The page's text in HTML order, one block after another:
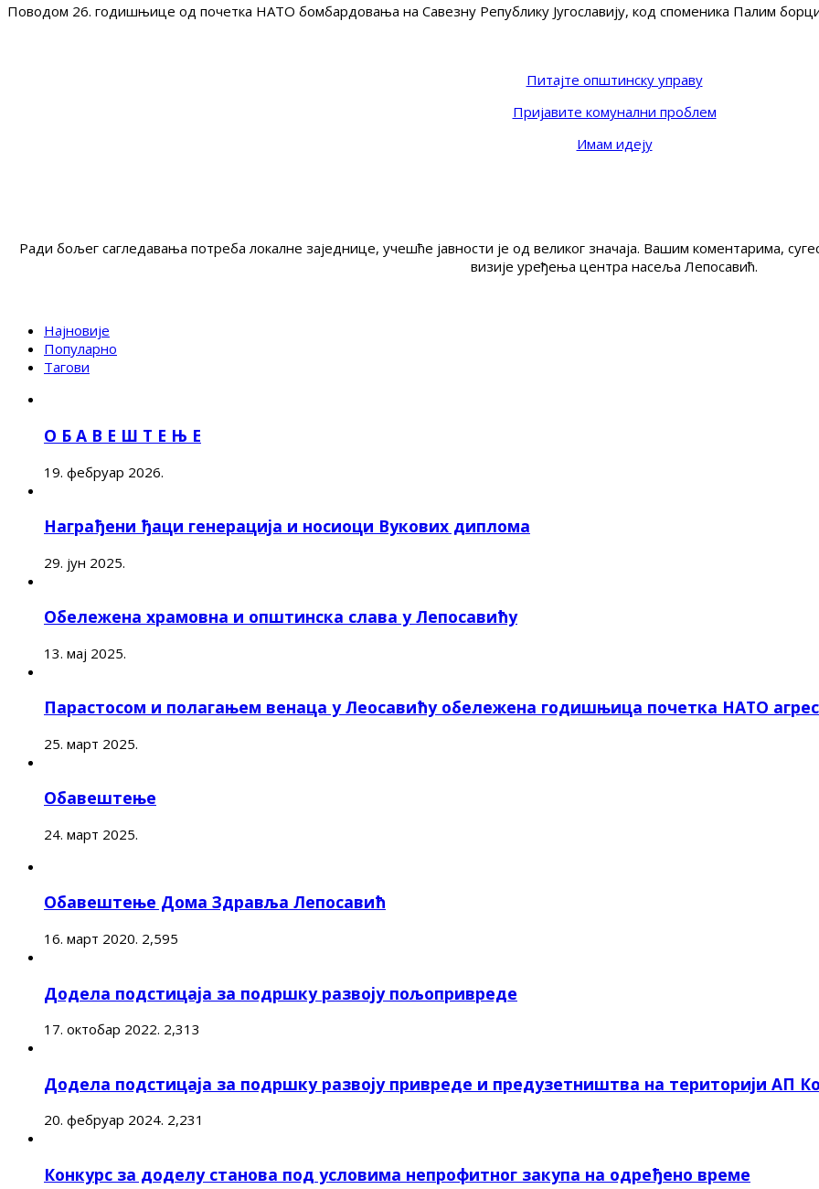
Поводом 26. годишњице од почетка НАТО бомбардовања на Савезну Републику Југославију, код споменика Палим
Питајте општинску управу
Пријавите комунални проблем
Имам идеју
Ради бољег сагледавања потреба локалне заједнице, учешће јавности је од великог значаја. Вашим коментарима,
визије уређења центра насеља Лепосавић.
Најновије
Популарно
Тагови
О Б А В Е Ш Т Е Њ Е
19. фебруар 2026.
Награђени ђаци генерација и носиоци Вукових диплома
29. јун 2025.
Обележена храмовна и општинска слава у Лепосавићу
13. мај 2025.
Парастосом и полагањем венаца у Леосавићу обележена годишњица почетка НАТО
25. март 2025.
Обавештење
24. март 2025.
Обавештење Дома Здравља Лепосавић
16. март 2020. 2,595
Додела подстицаја за подршку развоју пољопривреде
17. октобар 2022. 2,313
Додела подстицаја за подршку развоју привреде и предузетништва на територији АП
20. фебруар 2024. 2,231
Конкурс за доделу станова под условима непрофитног закупа на одређено време